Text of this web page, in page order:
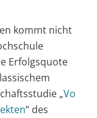
kommt nicht
Erfolgsquote
„Vo
“ des